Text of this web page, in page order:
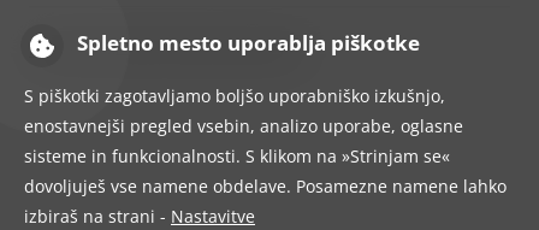
Ponosno uporablja tehnologijo WordPress
Spletno mesto uporablja piškotke
S piškotki zagotavljamo boljšo uporabniško izkušnjo,
enostavnejši pregled vsebin, analizo uporabe, oglasne
sisteme in funkcionalnosti. S klikom na »Strinjam se«
dovoljuješ vse namene obdelave. Posamezne namene lahko
izbiraš na strani - Nastavitve